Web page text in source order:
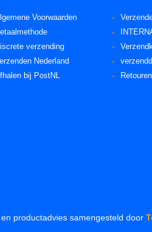
Voorwaarden
verzending
Nederland
bij PostNL
Retouren
productadvies samengesteld door